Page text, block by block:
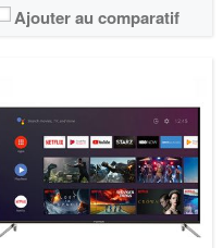
Ajouter au comparatif
Marque:LG
Prix:75000
Définition:UHD TV
View Details →